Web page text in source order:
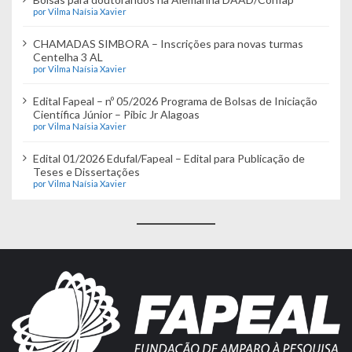
por Vilma Naísia Xavier
CHAMADAS SIMBORA – Inscrições para novas turmas
Centelha 3 AL
por Vilma Naísia Xavier
Edital Fapeal – nº 05/2026 Programa de Bolsas de Iniciação
Científica Júnior – Pibic Jr Alagoas
por Vilma Naísia Xavier
Edital 01/2026 Edufal/Fapeal – Edital para Publicação de
Teses e Dissertações
por Vilma Naísia Xavier